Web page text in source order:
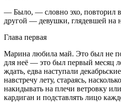
— Было, — словно эхо, повторил
другой — девушки, глядевшей на
Глава первая
Марина любила май. Это был не
для неё — это был первый месяц
ждать, едва наступали
навстречу лету, стараясь,
накидывать на плечи ветровку
кардиган и подставлять лицо